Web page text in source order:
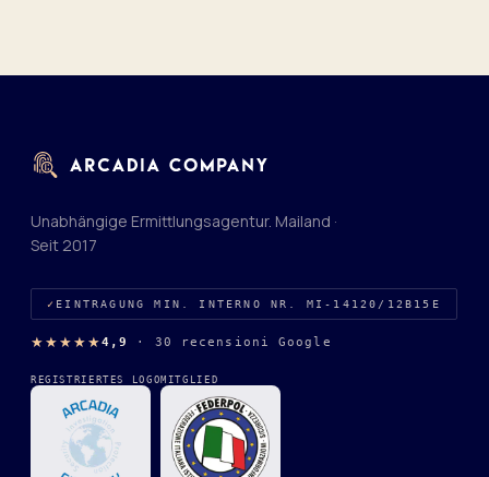
Unabhängige Ermittlungsagentur. Mailand ·
Seit 2017
EINTRAGUNG MIN. INTERNO NR. MI-14120/12B15E
★★★★★4,9 · 30 recensioni Google
REGISTRIERTES LOGO MITGLIED